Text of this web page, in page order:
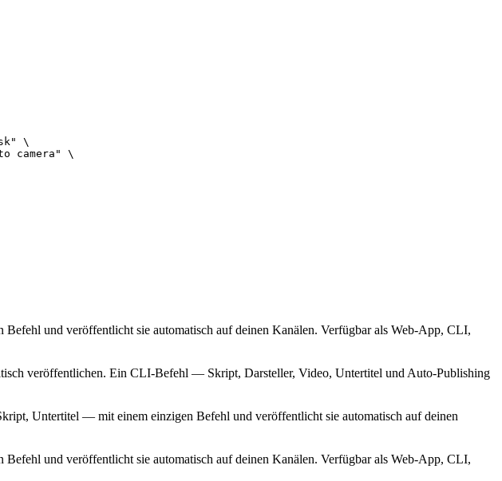
\
camera" \
und veröffentlicht sie automatisch auf deinen Kanälen. Verfügbar als Web-App, CLI,
veröffentlichen. Ein CLI-Befehl — Skript, Darsteller, Video, Untertitel und Auto-Publishing
Untertitel — mit einem einzigen Befehl und veröffentlicht sie automatisch auf deinen
und veröffentlicht sie automatisch auf deinen Kanälen. Verfügbar als Web-App, CLI,